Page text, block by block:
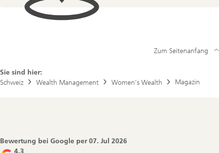
Sie sind hier:
Schweiz
Wealth Management Women’s Wealth Magazin
Zum Seitenanfang
Bewertung bei Google per07. Jul 2026
4.3